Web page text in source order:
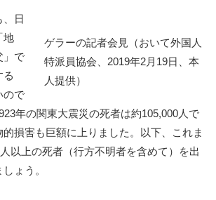
ゲラーの記者会見（おいて外国人
特派員協会、2019年2月19日、本
人提供）
、日
地
」で
る
ので
年の関東大震災の死者は約105,000人で
的損害も巨額に上りました。以下、これま
以上の死者（行方不明者を含めて）を出
ょう。